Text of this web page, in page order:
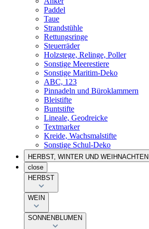
Paddel
Taue
Strandstühle
Rettungsringe
Steuerräder
Holzstege, Relinge, Poller
Sonstige Meerestiere
Sonstige Maritim-Deko
ABC, 123
Pinnadeln und Büroklammern
Bleistifte
Buntstifte
Lineale, Geodreicke
Textmarker
Kreide, Wachsmalstifte
Sonstige Schul-Deko
HERBST, WINTER UND WEIHNACHTEN
close
HERBST
WEIN
SONNENBLUMEN